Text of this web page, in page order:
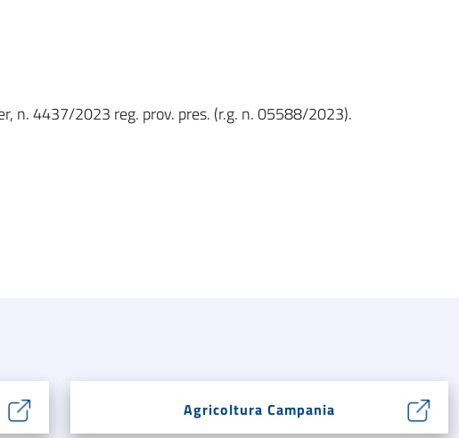
n. 4437/2023 reg. prov. pres. (r.g. n. 05588/2023).
Agricoltura Campania